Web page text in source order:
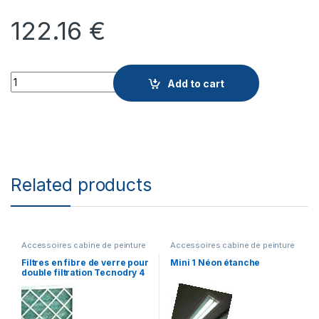
122.16 €
Quantity
Add to cart
Related products
Accessoires cabine de peinture
Filtres en fibre de verre pour
double filtration Tecnodry 4
Accessoires cabine de peinture
Mini 1 Néon étanche